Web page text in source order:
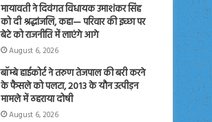
मायावती ने दिवंगत विधायक उमाशंकर सिंह
को दी श्रद्धांजलि, कहा— परिवार की इच्छा पर
बेटे को राजनीति में लाएंगे आगे
August 6, 2026
बॉम्बे हाईकोर्ट ने तरुण तेजपाल की बरी करने
के फैसले को पलटा, 2013 के यौन उत्पीड़न
मामले में ठहराया दोषी
August 6, 2026